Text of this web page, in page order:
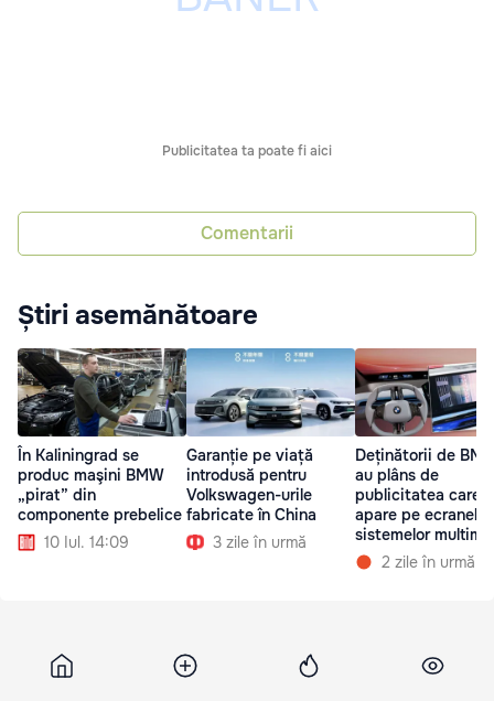
Publicitatea ta poate fi aici
Comentarii
Știri asemănătoare
În Kaliningrad se
produc maşini BMW
„pirat” din
componente prebelice
10 Iul. 14:09
Garanție pe viață
introdusă pentru
Volkswagen-urile
fabricate în China
3 zile în urmă
Deținătorii de
au plâns de
publicitatea care
apare pe ecranele
sistemelor
la pornire
2 zile în urmă
Tvrmoldova 2 iulie 2026, 13:27 8 137